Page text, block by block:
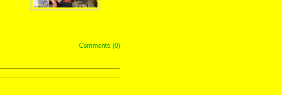
Comments (0)